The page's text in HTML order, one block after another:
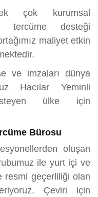
çok kurumsal
tercüme desteği
maliyet etkin
ve imzaları dünya
Hacılar Yeminli
isteyen ülke için
Bürosu
oluşan
ile yurt içi ve
resmi geçerliliği olan
Çeviri için